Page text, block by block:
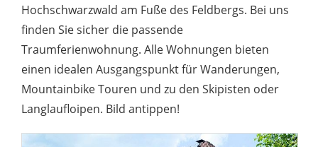
Hochschwarzwald am Fuße des Feldbergs. Bei uns
finden Sie sicher die passende
Traumferienwohnung. Alle Wohnungen bieten
einen idealen Ausgangspunkt für Wanderungen,
Mountainbike Touren und zu den Skipisten oder
Langlaufloipen. Bild antippen!